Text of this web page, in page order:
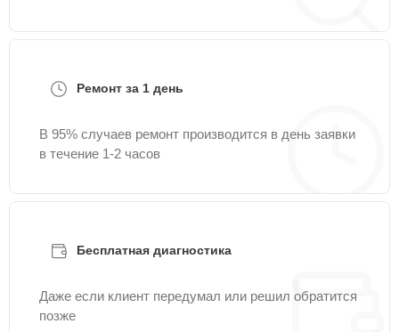
Ремонт за 1 день
В 95% случаев ремонт производится в день заявки
в течение 1-2 часов
Бесплатная диагностика
Даже если клиент передумал или решил обратится
позже